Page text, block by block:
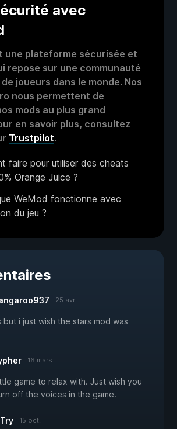
avec
une plateforme sécurisée et
repose sur une communauté
joueurs dans le monde. Nos
nous permettent de
mods au plus grand
en savoir plus, consultez
Trustpilot.
faire pour utiliser des cheats
Orange Juice ?
WeMod fonctionne avec
du jeu ?
25 avr.
but i just wish the stars mod was
16 mars
game to relax with. Just wish you
off the voices in the game.
15 oct.